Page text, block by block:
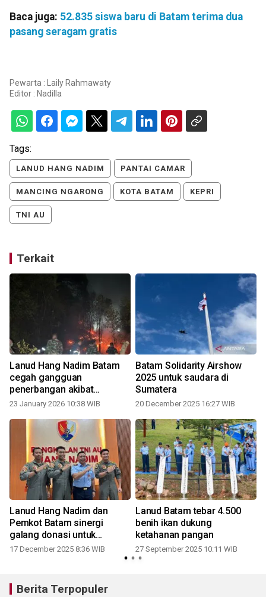
Baca juga: 52.835 siswa baru di Batam terima dua
pasang seragam gratis
Pewarta : Laily Rahmawaty
Editor : Nadilla
Tags:
LANUD HANG NADIM PANTAI CAMAR
MANCING NGARONG KOTA BATAM KEPRI
TNI AU
Terkait
Lanud Hang Nadim Batam
cegah gangguan
penerbangan akibat
kebakaran lahan
23 January 2026 10:38 WIB
Batam Solidarity Airshow
2025 untuk saudara di
Sumatera
20 December 2025 16:27 WIB
Lanud Hang Nadim dan
Pemkot Batam sinergi
galang donasi untuk
Sumatera
17 December 2025 8:36 WIB
Lanud Batam tebar 4.500
benih ikan dukung
ketahanan pangan
27 September 2025 10:11 WIB
Berita Terpopuler